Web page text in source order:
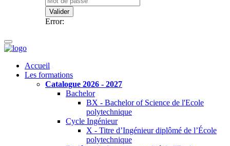
Valider
Error:
Accueil
Les formations
Catalogue 2026 - 2027
Bachelor
BX - Bachelor of Science de l'Ecole
polytechnique
Cycle Ingénieur
X - Titre d’Ingénieur diplômé de l’École
polytechnique